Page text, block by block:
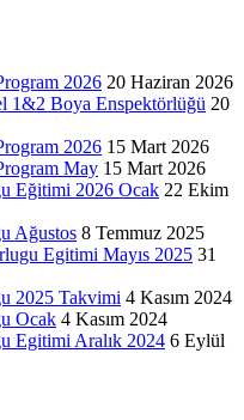
2026 20 Haziran 2026
1&2 Boya Enspektörlüğü 20
2026 15 Mart 2026
May 15 Mart 2026
Eğitimi 2026 Ocak 22 Ekim
Ağustos 8 Temmuz 2025
Egitimi Mayıs 2025 31
2025 Takvimi 4 Kasım 2024
Ocak 4 Kasım 2024
Egitimi Aralık 2024 6 Eylül